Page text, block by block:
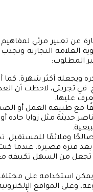
عن تعبير مرئي
العلامة التجارية
المطلوب:
ويجعله أكثر شهرة. كما
تجربتي، لاحظت أن
عليها.
مع طبيعة العمل أو
حديثة مثل زوايا
وملائمًا للمستقبل.
بعد فترة قصيرة. عندما
من السهل تكييفه مع
يمكن استخدامه على
وعلى المواقع